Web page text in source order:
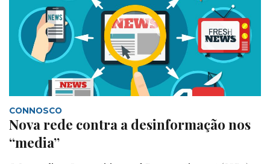
CONNOSCO
Nova rede contra a desinformação nos
“media”